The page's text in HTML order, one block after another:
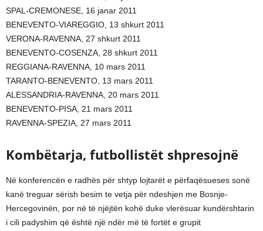
SPAL-CREMONESE, 16 janar 2011
BENEVENTO-VIAREGGIO, 13 shkurt 2011
VERONA-RAVENNA, 27 shkurt 2011
BENEVENTO-COSENZA, 28 shkurt 2011
REGGIANA-RAVENNA, 10 mars 2011
TARANTO-BENEVENTO, 13 mars 2011
ALESSANDRIA-RAVENNA, 20 mars 2011
BENEVENTO-PISA, 21 mars 2011
RAVENNA-SPEZIA, 27 mars 2011
Kombëtarja, futbollistët shpresojnë
Në konferencën e radhës për shtyp lojtarët e përfaqësueses sonë
kanë treguar sërish besim te vetja për ndeshjen me Bosnje-
Hercegovinën, por në të njëjtën kohë duke vlerësuar kundërshtarin
i cili padyshim që është një ndër më të fortët e grupit